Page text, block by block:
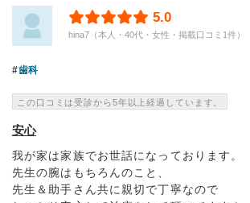
5.0
hina7（本人・40代・女性・掲載口コミ1件）
歯科
この口コミは受診から5年以上経過しています。
安心
我が家は家族でお世話になっております。
先生の腕はもちろんのこと、
先生＆助手さん共に親切で丁寧なので